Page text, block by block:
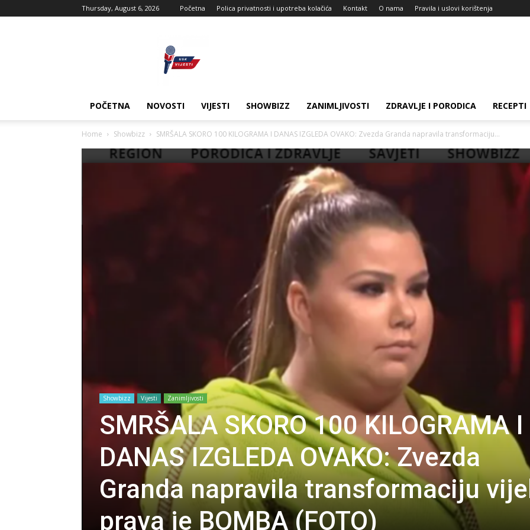
Thursday, August 6, 2026 Početna Polica privatnosti i upotreba kolačića Kontakt O nama Pravila i uslovi korištenja
POČETNA NOVOSTI VIJESTI SHOWBIZZ ZANIMLJIVOSTI ZDRAVLJE I PORODICA RECEPTI
Home Showbizz SMRŠALA SKORO 100 KILOGRAMA I DANAS IZGLEDA OVAKO: Zvezda Granda napravila transformaciju...
Showbizz Vijesti Zanimljivosti
SMRŠALA SKORO 100 KILOGRAMA I
DANAS IZGLEDA OVAKO: Zvezda
Granda napravila transformaciju
prava je BOMBA (FOTO)